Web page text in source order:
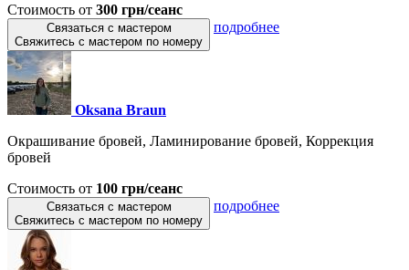
Стоимость от 300 грн/сеанс
Связаться с мастером
Свяжитесь с мастером по номеру
подробнее
Oksana Braun
Окрашивание бровей, Ламинирование бровей, Коррекция
бровей
Стоимость от 100 грн/сеанс
Связаться с мастером
Свяжитесь с мастером по номеру
подробнее